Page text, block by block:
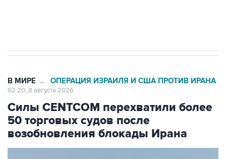
В МИРЕ → ОПЕРАЦИЯ ИЗРАИЛЯ И США ПРОТИВ ИРАНА
02:20, 8 августа 2026
Силы CENTCOM перехватили более
50 торговых судов после
возобновления блокады Ирана